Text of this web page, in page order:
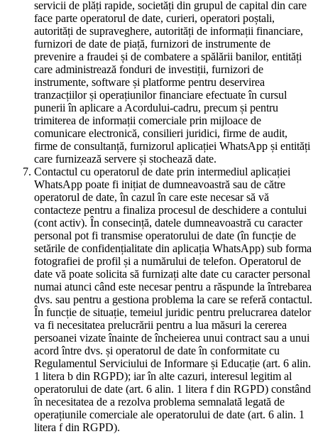
servicii de plăți rapide, societăți din grupul de capital din care
face parte operatorul de date, curieri, operatori poștali,
autorități de supraveghere, autorități de informații financiare,
furnizori de date de piață, furnizori de instrumente de
prevenire a fraudei și de combatere a spălării banilor, entități
care administrează fonduri de investiții, furnizori de
instrumente, software și platforme pentru deservirea
tranzacțiilor și operațiunilor financiare efectuate în cursul
punerii în aplicare a Acordului-cadru, precum și pentru
trimiterea de informații comerciale prin mijloace de
comunicare electronică, consilieri juridici, firme de audit,
firme de consultanță, furnizorul aplicației WhatsApp și entități
care furnizează servere și stochează date.
Contactul cu operatorul de date prin intermediul aplicației
WhatsApp poate fi inițiat de dumneavoastră sau de către
operatorul de date, în cazul în care este necesar să vă
contacteze pentru a finaliza procesul de deschidere a contului
(cont activ). În consecință, datele dumneavoastră cu caracter
personal pot fi transmise operatorului de date (în funcție de
setările de confidențialitate din aplicația WhatsApp) sub forma
fotografiei de profil și a numărului de telefon. Operatorul de
date vă poate solicita să furnizați alte date cu caracter personal
numai atunci când este necesar pentru a răspunde la întrebarea
dvs. sau pentru a gestiona problema la care se referă contactul.
În funcție de situație, temeiul juridic pentru prelucrarea datelor
va fi necesitatea prelucrării pentru a lua măsuri la cererea
persoanei vizate înainte de încheierea unui contract sau a unui
acord între dvs. și operatorul de date în conformitate cu
Regulamentul Serviciului de Informare și Educație (art. 6 alin.
1 litera b din RGPD); iar în alte cazuri, interesul legitim al
operatorului de date (art. 6 alin. 1 litera f din RGPD) constând
în necesitatea de a rezolva problema semnalată legată de
operațiunile comerciale ale operatorului de date (art. 6 alin. 1
litera f din RGPD).